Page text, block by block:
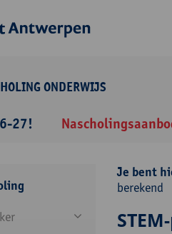
ONDERWIJS
27!
Je bent
berekend